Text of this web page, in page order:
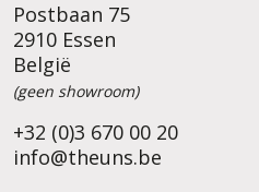
Postbaan 75
2910 Essen
België
(geen showroom)
+32 (0)3 670 00 20
info@theuns.be